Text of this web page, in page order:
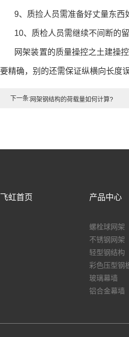
9、质捡人员需准备好丈量东西
10、质检人员需继续不间断的留
网架装置的质量操控之土建操控
要精确，别的还需保证纵横向长度
下一条:网架钢结构的荷载量如何计算?
飞虹首页 产品中心
螺栓球网架
不锈钢网架
轻型钢结构
彩色压型钢
玻璃幕墙
铝合金幕墙